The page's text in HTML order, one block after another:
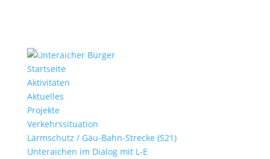
Startseite
Aktivitäten
Aktuelles
Projekte
Verkehrssituation
Lärmschutz / Gäu-Bahn-Strecke (S21)
Unteraichen im Dialog mit L-E